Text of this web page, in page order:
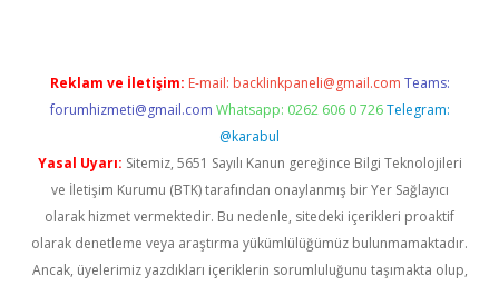
Reklam ve İletişim: E-mail: backlinkpaneli@gmail.com Teams:
forumhizmeti@gmail.com Whatsapp: 0262 606 0 726 Telegram:
@karabul
Yasal Uyarı: Sitemiz, 5651 Sayılı Kanun gereğince Bilgi Teknolojileri
ve İletişim Kurumu (BTK) tarafından onaylanmış bir Yer Sağlayıcı
olarak hizmet vermektedir. Bu nedenle, sitedeki içerikleri proaktif
olarak denetleme veya araştırma yükümlülüğümüz bulunmamaktadır.
Ancak, üyelerimiz yazdıkları içeriklerin sorumluluğunu taşımakta olup,